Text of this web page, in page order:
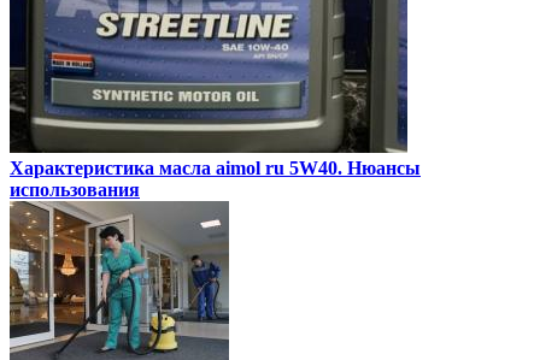
Характеристика масла aimol ru 5W40. Нюансы
использования